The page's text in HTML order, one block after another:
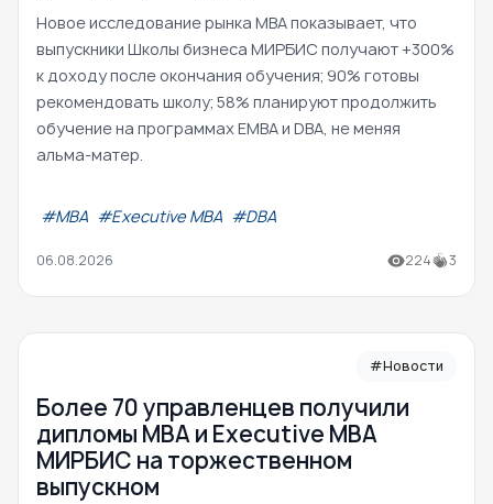
Новое исследование рынка MBA показывает, что
выпускники Школы бизнеса МИРБИС получают +300%
к доходу после окончания обучения; 90% готовы
рекомендовать школу; 58% планируют продолжить
обучение на программах EMBA и DBA, не меняя
альма-матер.
#МВА #Executive MBA #DBA
06.08.2026 224 3
#Новости
Более 70 управленцев получили
дипломы MBA и Executive MBA
МИРБИС на торжественном
выпускном